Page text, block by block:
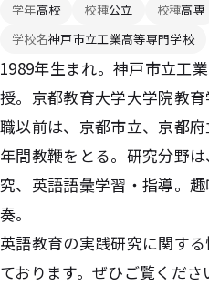
学年高校 校種公立 校種高専
学校名神戸市立工業高等専門学校
1989年生まれ。神戸市立工
授。京都教育大学大学院教
職以前は、京都市立、京都
年間教鞭をとる。研究分野
究、英語語彙学習・指導。
奏。
英語教育の実践研究に関す
ております。ぜひご覧くださ